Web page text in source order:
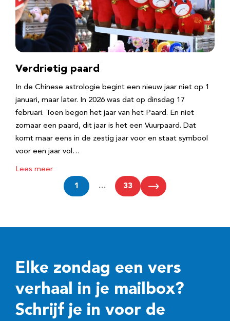
Verdrietig paard
In de Chinese astrologie begint een nieuw jaar niet op 1
januari, maar later. In 2026 was dat op dinsdag 17
februari. Toen begon het jaar van het Paard. En niet
zomaar een paard, dit jaar is het een Vuurpaard. Dat
komt maar eens in de zestig jaar voor en staat symbool
voor een jaar vol…
Lees meer
1 … 33
Elke zondag een vers
verhaal in je mailbox?
Schrijf je in voor de